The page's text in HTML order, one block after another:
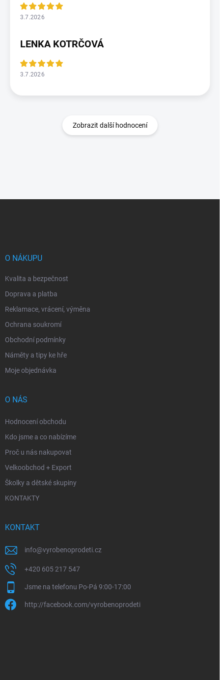
3.7.2026
LENKA KOTRČOVÁ
3.7.2026
Zobrazit další hodnocení
O NÁKUPU
Kvalita a bezpečnost
Doprava a platba
Reklamace, vrácení, výměna
Ochrana soukromí
Obchodní podmínky
Náměty a tipy ke hře
Moje objednávka
O NÁS
Hodnocení obchodu
Kdo jsme a co nabízíme
Proč u nás nakupovat
Velkoobchod + Export
Školky a dětské skupiny
KONTAKTY
KONTAKT
info@vyrobenoprodeti.cz
+420 605 217 547
Jsme na telefonu Po-Pá 9:00-17:00
http://facebook.com/vyrobenoprodeti